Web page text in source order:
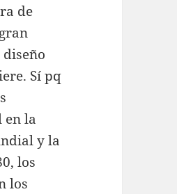
de
Sí pq
en la
y la
los
los